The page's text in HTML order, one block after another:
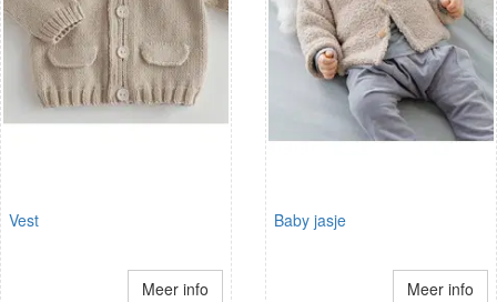
Vest
Meer info
Baby jasje
Meer info